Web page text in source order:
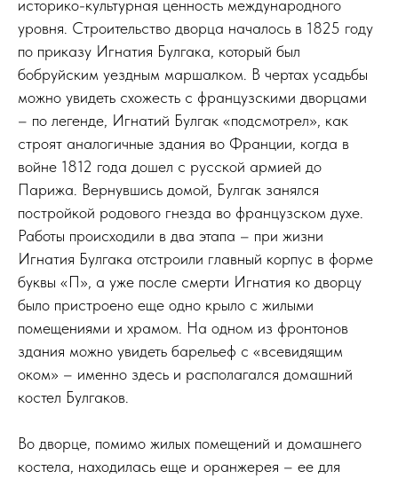
историко-культурная ценность международного
уровня. Строительство дворца началось в 1825 году
по приказу Игнатия Булгака, который был
бобруйским уездным маршалком. В чертах усадьбы
можно увидеть схожесть с французскими дворцами
– по легенде, Игнатий Булгак «подсмотрел», как
строят аналогичные здания во Франции, когда в
войне 1812 года дошел с русской армией до
Парижа. Вернувшись домой, Булгак занялся
постройкой родового гнезда во французском духе.
Работы происходили в два этапа – при жизни
Игнатия Булгака отстроили главный корпус в форме
буквы «П», а уже после смерти Игнатия ко дворцу
было пристроено еще одно крыло с жилыми
помещениями и храмом. На одном из фронтонов
здания можно увидеть барельеф с «всевидящим
оком» – именно здесь и располагался домашний
костел Булгаков.
Во дворце, помимо жилых помещений и домашнего
костела, находилась еще и оранжерея – ее для